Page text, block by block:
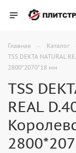
Главная — Каталог
TSS DEKTA NATURAL
2800*2070*18 мм
TSS
REAL